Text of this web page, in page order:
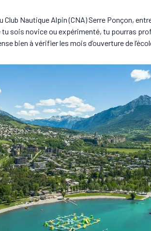
Nautique Alpin (CNA) Serre Ponçon,
sois novice ou expérimenté, tu pourras
bien à vérifier les mois d’ouverture de